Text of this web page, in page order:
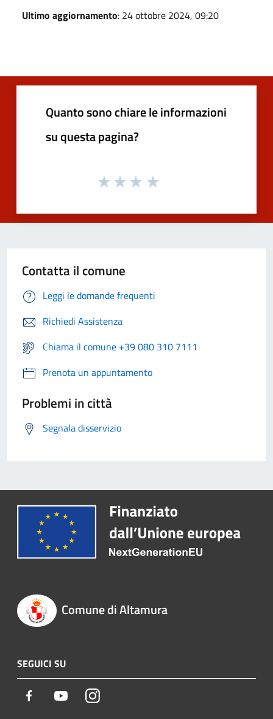
Ultimo aggiornamento: 24 ottobre 2024, 09:20
Quanto sono chiare le informazioni
su questa pagina?
Contatta il comune
Leggi le domande frequenti
Richiedi Assistenza
Chiama il comune +39 080 310 7111
Prenota un appuntamento
Problemi in città
Segnala disservizio
Comune di Altamura
SEGUICI SU
Facebook YoutubeInstagram